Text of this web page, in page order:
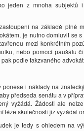
jeden z mnoha
na základě plné
je nutno domluvit se
mezi konkrétním
nebo pomocí paušálu
podle takzvaného
i náklady na
předseda senátu a v
vyžádá. Žádosti ale
téže skutečnosti již vyžádal
je tedy s ohledem na